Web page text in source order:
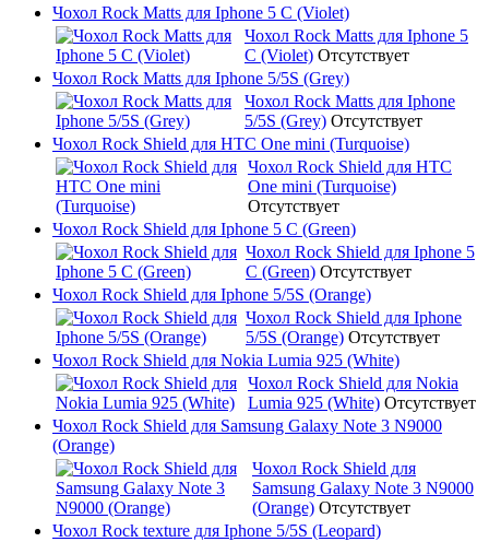
Чохол Rock Matts для Iphone 5 C (Violet)
Чохол Rock Matts для Iphone 5
C (Violet) Отсутствует
Чохол Rock Matts для Iphone 5/5S (Grey)
Чохол Rock Matts для Iphone
5/5S (Grey) Отсутствует
Чохол Rock Shield для HTC One mini (Turquoise)
Чохол Rock Shield для HTC
One mini (Turquoise)
Отсутствует
Чохол Rock Shield для Iphone 5 C (Green)
Чохол Rock Shield для Iphone 5
C (Green) Отсутствует
Чохол Rock Shield для Iphone 5/5S (Orange)
Чохол Rock Shield для Iphone
5/5S (Orange) Отсутствует
Чохол Rock Shield для Nokia Lumia 925 (White)
Чохол Rock Shield для Nokia
Lumia 925 (White) Отсутствует
Чохол Rock Shield для Samsung Galaxy Note 3 N9000
(Orange)
Чохол Rock Shield для
Samsung Galaxy Note 3 N9000
(Orange) Отсутствует
Чохол Rock texture для Iphone 5/5S (Leopard)